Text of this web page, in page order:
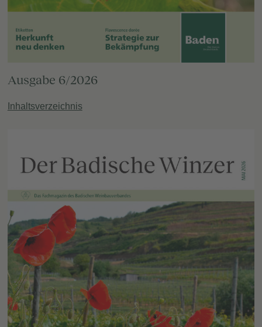
Ausgabe 6/2026
Inhaltsverzeichnis